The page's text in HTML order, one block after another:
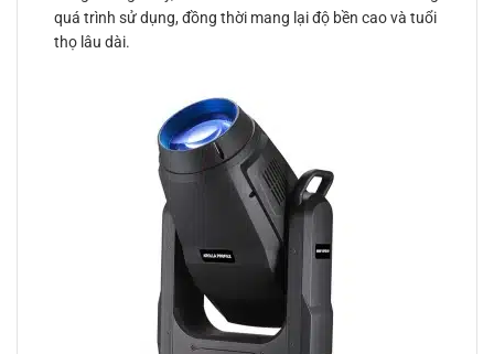
quá trình sử dụng, đồng thời mang lại độ bền cao và tuổi
thọ lâu dài.